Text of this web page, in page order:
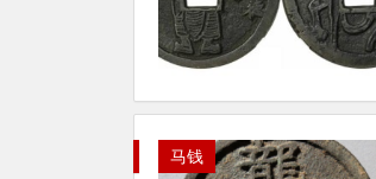
马钱